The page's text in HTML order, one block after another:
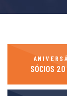
SÓCIOS 20